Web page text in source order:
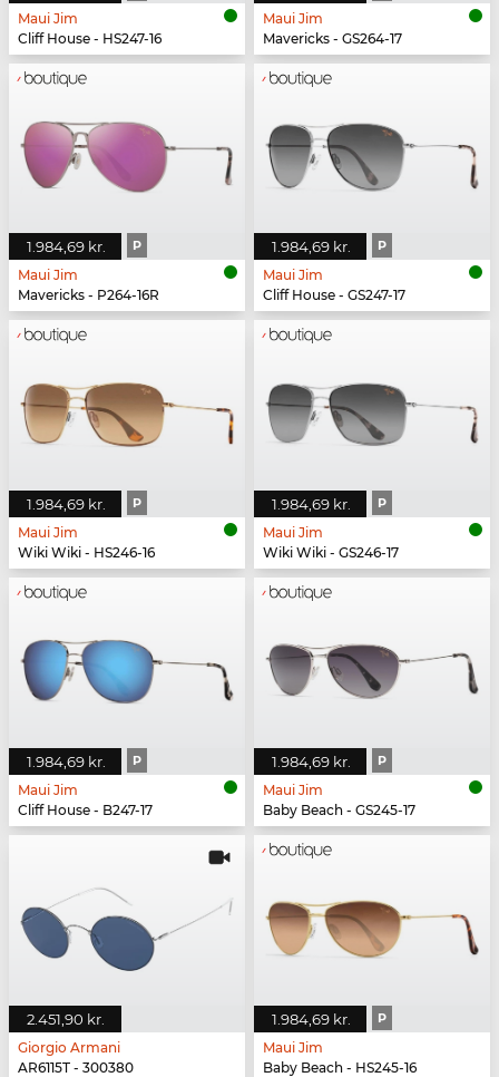
Maui Jim
Cliff House - HS247-16
Maui Jim
Mavericks - GS264-17
1.984,69 kr. P
Maui Jim
Mavericks - P264-16R
1.984,69 kr. P
Maui Jim
Cliff House - GS247-17
1.984,69 kr. P
Maui Jim
Wiki Wiki - HS246-16
1.984,69 kr. P
Maui Jim
Wiki Wiki - GS246-17
1.984,69 kr. P
Maui Jim
Cliff House - B247-17
1.984,69 kr. P
Maui Jim
Baby Beach - GS245-17
2.451,90 kr.
Giorgio Armani
AR6115T - 300380
1.984,69 kr. P
Maui Jim
Baby Beach - HS245-16